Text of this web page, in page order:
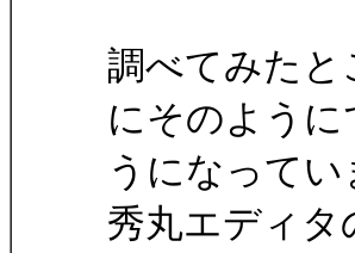
調べてみたと
にそのように
うになってい
秀丸エディタ